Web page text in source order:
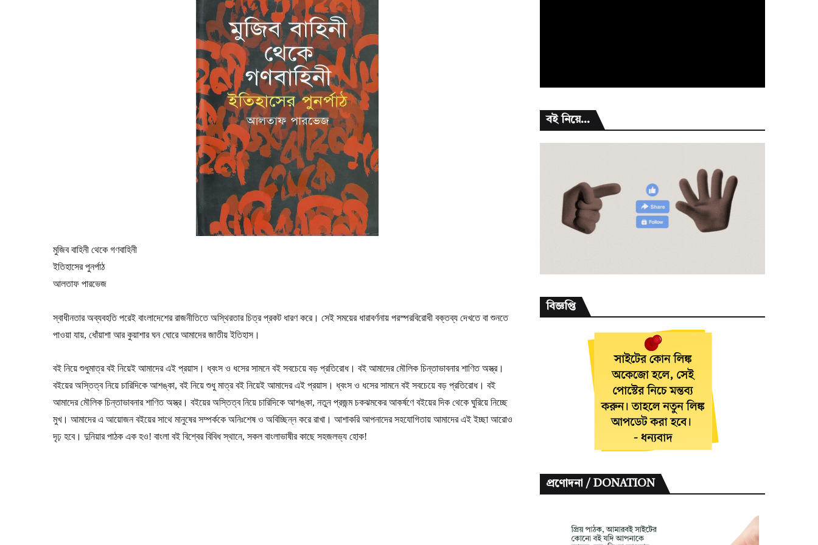
মুজিব বাহিনী থেকে গণবাহিনী
ইতিহাসের পুনর্পাঠ
আলতাফ পারভেজ
স্বাধীনতার অব্যবহতি পরেই বাংলাদেশের রাজনীতিতে অস্থিরতার চিত্র প্রকট ধারণ করে। সেই সময়ের ধারাবর্ণনায় পরস্পরবিরোধী বক্তব্য দেখতে বা শুনতে
পাওয়া যায়, ধোঁয়াশা আর কুয়াশার ঘন ঘোরে আমাদের জাতীয় ইতিহাস।
বই নিয়ে শুধুমাত্র বই নিয়েই আমাদের এই প্রয়াস। ধ্বংস ও ধসের সামনে বই সবচেয়ে বড় প্রতিরোধ। বই আমাদের মৌলিক চিন্তাভাবনার শাণিত অস্ত্র।
বইয়ের অস্তিত্ব নিয়ে চারিদিকে আশঙ্কা, বই নিয়ে শুধু মাত্র বই নিয়েই আমাদের এই প্রয়াস। ধ্বংস ও ধসের সামনে বই সবচেয়ে বড় প্রতিরোধ। বই
আমাদের মৌলিক চিন্তাভাবনার শাণিত অস্ত্র। বইয়ের অস্তিত্ব নিয়ে চারিদিকে আশঙ্কা, নতুন প্রজন্ম চকঝমকের আকর্ষণে বইয়ের দিক থেকে ঘুরিয়ে নিচ্ছে
মুখ। আমাদের এ আয়োজন বইয়ের সাথে মানুষের সম্পর্ককে অনিঃশেষ ও অবিচ্ছিন্ন করে রাখা। আশাকরি আপনাদের সহযোগিতায় আমাদের এই ইচ্ছা আরোও
দৃঢ় হবে। দুনিয়ার পাঠক এক হও! বাংলা বই বিশ্বের বিবিধ স্থানে, সকল বাংলাভাষীর কাছে সহজলভ্য হোক!
বই নিয়ে...
বিজ্ঞপ্তি
প্রণোদনা / DONATION